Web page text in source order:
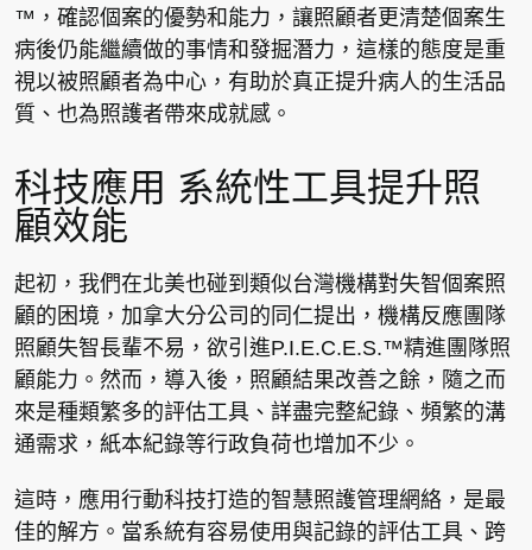
™，確認個案的優勢和能力，讓照顧者更清楚個案生
病後仍能繼續做的事情和發掘潛力，這樣的態度是重
視以被照顧者為中心，有助於真正提升病人的生活品
質、也為照護者帶來成就感。
科技應用 系統性工具提升照
顧效能
起初，我們在北美也碰到類似台灣機構對失智個案照
顧的困境，加拿大分公司的同仁提出，機構反應團隊
照顧失智長輩不易，欲引進P.I.E.C.E.S.™精進團隊照
顧能力。然而，導入後，照顧結果改善之餘，隨之而
來是種類繁多的評估工具、詳盡完整紀錄、頻繁的溝
通需求，紙本紀錄等行政負荷也增加不少。
這時，應用行動科技打造的智慧照護管理網絡，是最
佳的解方。當系統有容易使用與記錄的評估工具、跨